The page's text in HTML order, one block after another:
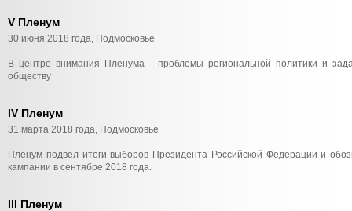
V Пленум
30 июня 2018 года, Подмосковье
В центре внимания Пленума - проблемы региональной политики и
обществу
IV Пленум
31 марта 2018 года, Подмосковье
Пленум подвел итоги выборов Президента Российской Федерации и
кампании в сентябре 2018 года.
III Пленум